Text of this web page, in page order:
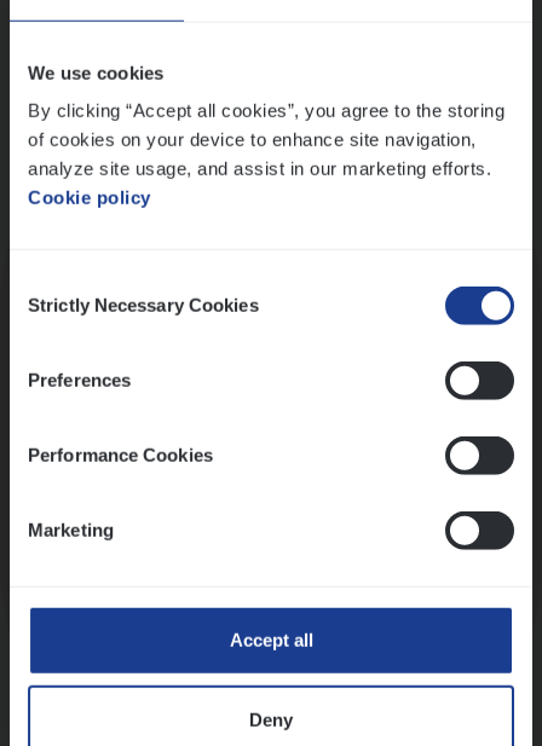
We use cookies
By clicking “Accept all cookies”, you agree to the storing
of cookies on your device to enhance site navigation,
analyze site usage, and assist in our marketing efforts.
Cookie policy
Selection
Strictly Necessary Cookies
Preferences
Performance Cookies
Marketing
Accept all
Deny